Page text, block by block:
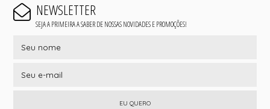
NEWSLETTER
SEJA A PRIMEIRA A SABER DE NOSSAS NOVIDADES E PROMOÇÕES!
EU QUERO